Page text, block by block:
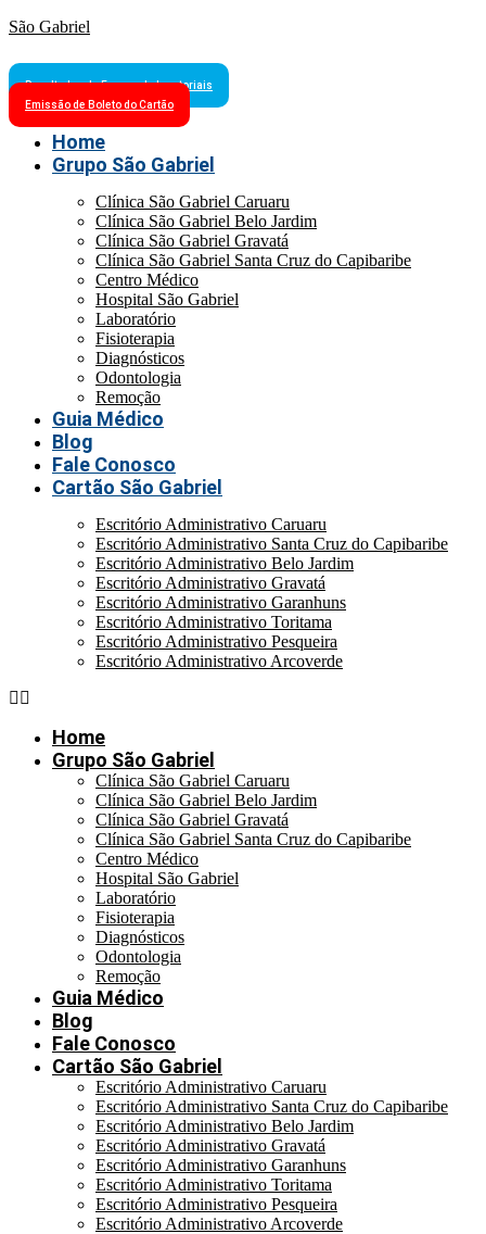
São Gabriel
Resultados de Exames Laboratoriais
Emissão de Boleto do Cartão
Home
Grupo São Gabriel
Clínica São Gabriel Caruaru
Clínica São Gabriel Belo Jardim
Clínica São Gabriel Gravatá
Clínica São Gabriel Santa Cruz do Capibaribe
Centro Médico
Hospital São Gabriel
Laboratório
Fisioterapia
Diagnósticos
Odontologia
Remoção
Guia Médico
Blog
Fale Conosco
Cartão São Gabriel
Escritório Administrativo Caruaru
Escritório Administrativo Santa Cruz do Capibaribe
Escritório Administrativo Belo Jardim
Escritório Administrativo Gravatá
Escritório Administrativo Garanhuns
Escritório Administrativo Toritama
Escritório Administrativo Pesqueira
Escritório Administrativo Arcoverde
Home
Grupo São Gabriel
Clínica São Gabriel Caruaru
Clínica São Gabriel Belo Jardim
Clínica São Gabriel Gravatá
Clínica São Gabriel Santa Cruz do Capibaribe
Centro Médico
Hospital São Gabriel
Laboratório
Fisioterapia
Diagnósticos
Odontologia
Remoção
Guia Médico
Blog
Fale Conosco
Cartão São Gabriel
Escritório Administrativo Caruaru
Escritório Administrativo Santa Cruz do Capibaribe
Escritório Administrativo Belo Jardim
Escritório Administrativo Gravatá
Escritório Administrativo Garanhuns
Escritório Administrativo Toritama
Escritório Administrativo Pesqueira
Escritório Administrativo Arcoverde